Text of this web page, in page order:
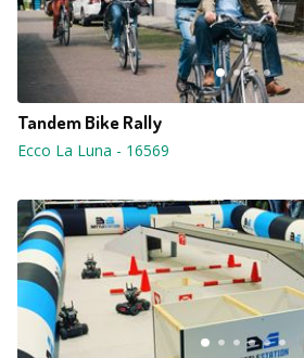
Tandem Bike Rally
Ecco La Luna - 16569